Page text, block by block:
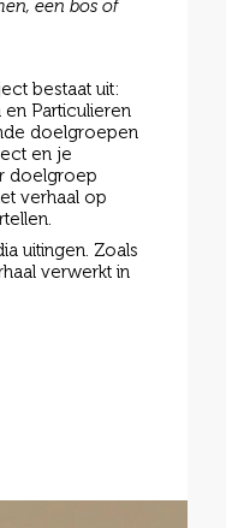
een bos of
bestaat uit:
Particulieren
doelgroepen
en je
doelgroep
verhaal op
uitingen. Zoals
verwerkt in